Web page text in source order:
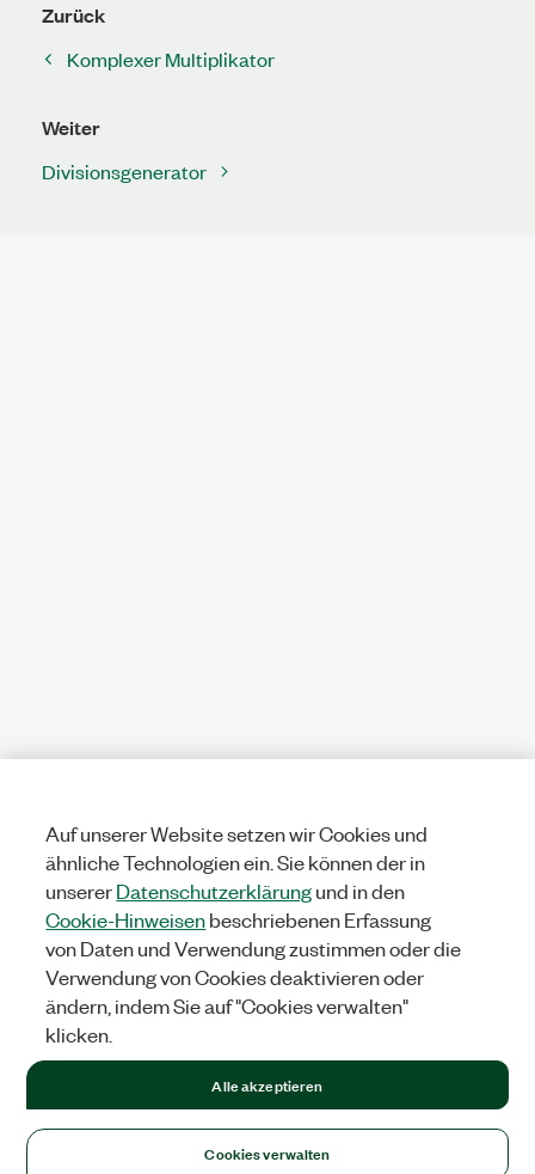
Zurück
Komplexer Multiplikator
Weiter
Divisionsgenerator
Auf unserer Website setzen wir Cookies und
ähnliche Technologien ein. Sie können der in
unsererDatenschutzerklärungund in den
Cookie-Hinweisenbeschriebenen Erfassung
von Daten und Verwendung zustimmen oder die
Verwendung von Cookies deaktivieren oder
ändern, indem Sie auf "Cookies verwalten"
klicken.
Cookies verwalten
Alle akzeptieren